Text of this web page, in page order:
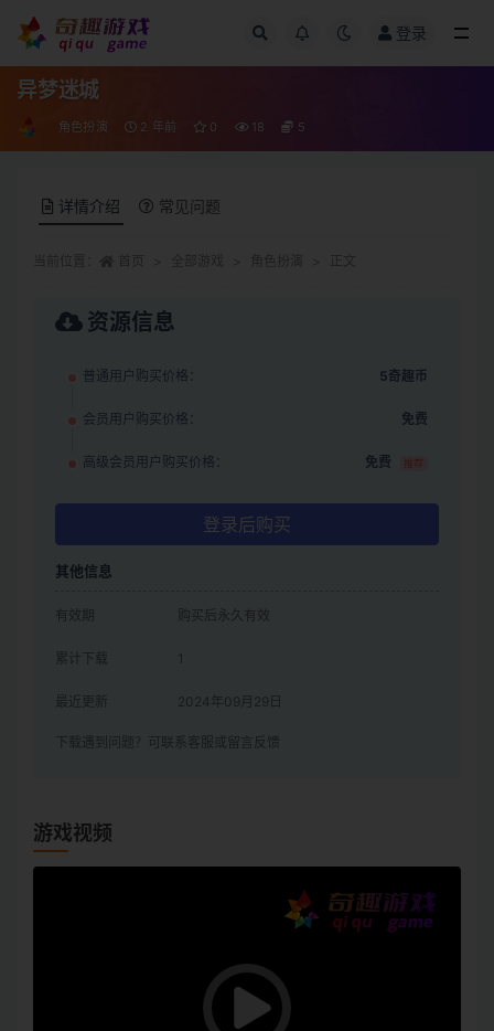
登录
异梦迷城
角色扮演 2 年前 0 18 5
详情介绍 常见问题
资源信息
普通用户购买价格： 5奇趣币
会员用户购买价格： 免费
高级会员用户购买价格： 免费 推荐
登录后购买
其他信息
有效期 购买后永久有效
累计下载 1
最近更新 2024年09月29日
下载遇到问题？可联系客服或留言反馈
游戏视频